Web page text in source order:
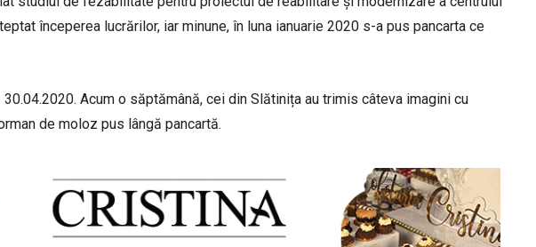
începerea lucrărilor, iar minune, în luna ianuarie 2020 s-a pus pancarta ce
Acum o săptămână, cei din Slătinița au trimis câteva imagini cu
de moloz pus lângă pancartă.